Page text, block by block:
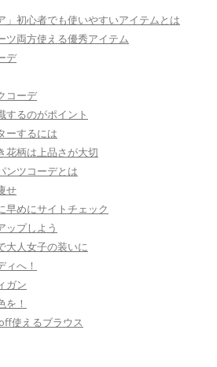
」初心者でも使いやすいアイテムとは
ツ両方使える優秀アイテム
デ
コーデ
するのがポイント
ーするには
花柄は上品さが大切
ンツコーデとは
せ
早めにサイトチェック
ップしよう
大人女子の装いに
へ！
ガン
！
使えるブラウス